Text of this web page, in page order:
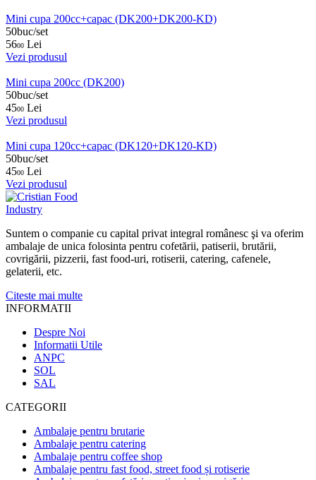
Mini cupa 200cc+capac (DK200+DK200-KD)
50buc/set
5600 Lei
Vezi produsul
Mini cupa 200cc (DK200)
50buc/set
4500 Lei
Vezi produsul
Mini cupa 120cc+capac (DK120+DK120-KD)
50buc/set
4500 Lei
Vezi produsul
Suntem o companie cu capital privat integral românesc şi va oferim
ambalaje de unica folosinta pentru cofetării, patiserii, brutării,
covrigării, pizzerii, fast food-uri, rotiserii, catering, cafenele,
gelaterii, etc.
Citeste mai multe
INFORMATII
Despre Noi
Informatii Utile
ANPC
SOL
SAL
CATEGORII
Ambalaje pentru brutarie
Ambalaje pentru catering
Ambalaje pentru coffee shop
Ambalaje pentru fast food, street food și rotiserie